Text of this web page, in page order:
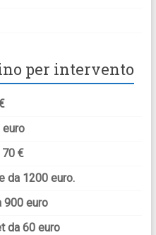
per intervento
euro
70 €
da 1200 euro.
900 euro
da 60 euro